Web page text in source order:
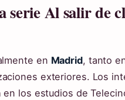
serie Al salir de
en Madrid, tanto
exteriores. Los
los estudios de